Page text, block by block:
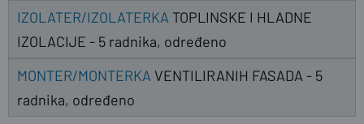
IZOLATER/IZOLATERKA TOPLINSKE I HLADNE
IZOLACIJE - 5 radnika, određeno
MONTER/MONTERKA VENTILIRANIH FASADA - 5
radnika, određeno